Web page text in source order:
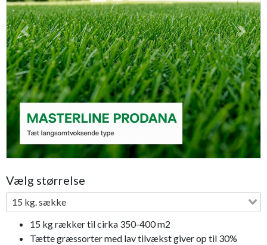
Previous Next
Vælg størrelse
15 kg. sække
15 kg rækker til cirka 350-400 m2
Tætte græssorter med lav tilvækst giver op til 30%